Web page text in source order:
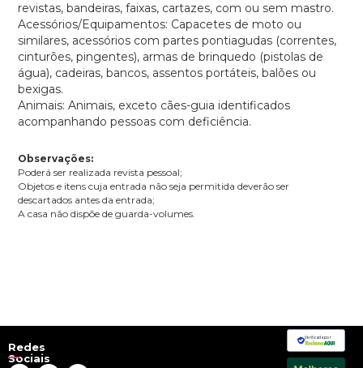
revistas, bandeiras, faixas, cartazes, com ou sem mastro.
Acessórios/Equipamentos: Capacetes de moto ou
similares, acessórios com partes pontiagudas (correntes,
cinturões, pingentes), armas de brinquedo (pistolas de
água), cadeiras, bancos, assentos portáteis, balões ou
bexigas.
Animais: Animais, exceto cães-guia identificados
acompanhando pessoas com deficiência.
Observações:
Poderá ser realizada revista pessoal;
Objetos e itens cuja entrada não seja permitida deverão ser
descartados antes da entrada;
A casa não dispõe de guarda-volumes.
Redes
Sociais
Verificada por